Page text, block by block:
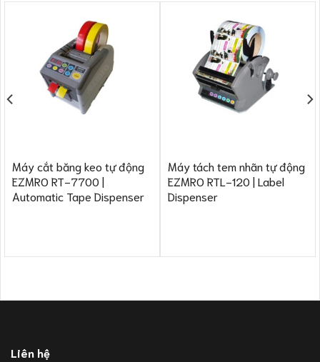
Máy cắt băng keo tự động
EZMRO RT-7700 |
Automatic Tape Dispenser
Máy tách tem nhãn tự động
EZMRO RTL-120 | Label
Dispenser
Liên hệ